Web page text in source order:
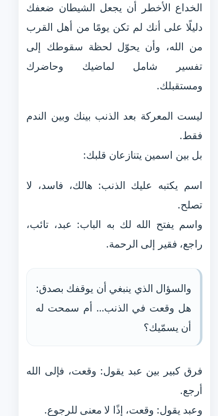
الخداع الأخطر أن يجعل الشيطان ضعفك
دليلًا على أنك لم تكن يومًا من أهل القرب
من الله، وأن يحوّل لحظة سقوطك إلى
تفسير شامل لماضيك وحاضرك
ومستقبلك.
ليست المعركة بعد الذنب بينك وبين الندم
فقط.
بل بين اسمين يتنازعان قلبك:
اسم يكتبه عليك الذنب: هالك، فاسد، لا
تصلح.
واسم يفتح الله لك به الباب: عبد، تائب،
راجع، فقير إلى الرحمة.
والسؤال الذي ينبغي أن يوقفك بصدق:
هل وقعت في الذنب… أم سمحت له
أن يسمّيك؟
فرق كبير بين عبد يقول: وقعت، فإلى الله
أرجع.
وعبد يقول: وقعت، إذًا لا معنى للرجوع.